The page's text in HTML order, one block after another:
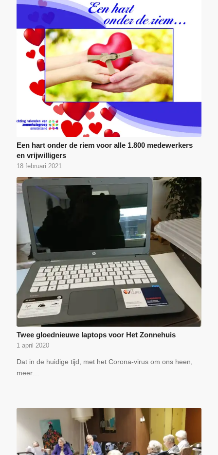
Een hart onder de riem voor alle 1.800 medewerkers
en vrijwilligers
18 februari 2021
Twee gloednieuwe laptops voor Het Zonnehuis
1 april 2020
Dat in de huidige tijd, met het Corona-virus om ons heen,
meer…